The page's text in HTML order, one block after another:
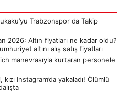
Trabzonspor da Takip
2026: Altın fiyatları ne kadar oldu?
altını alış satış fiyatları
manevrasıyla kurtaran personele
Instagram’da yakaladı! Ölümlü